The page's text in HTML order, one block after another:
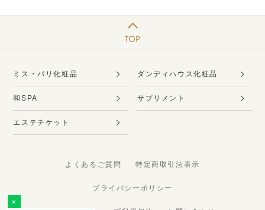
×
ミス・パリ化粧品 ダンディハウス化粧品
和SPA サプリメント
エステチケット
よくあるご質問 特定商取引法表示
プライバシーポリシー